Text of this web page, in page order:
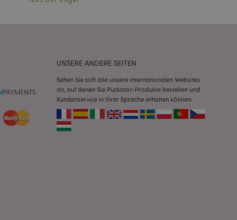
UNSERE ANDERE SEITEN
Sehen Sie sich alle unsere internationalen Websites
an, auf denen Sie Puckator-Produkte bestellen und
Kundenservice in Ihrer Sprache erhalten können.
Verwalten von
Site spezifisch sein.
die Beibehaltung des
zwischen den
andere
Die Nachricht
nachdem sie dem
die Bereinigung des
Wenn das Cookie von
entfernt wird, bereinigt